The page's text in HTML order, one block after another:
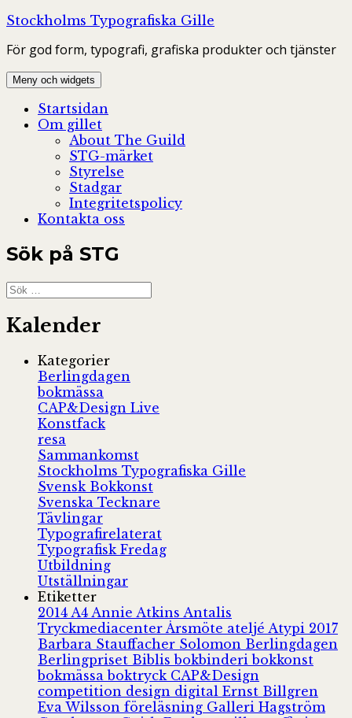
Hoppa
innehåll
Stockholms Typografiska Gille
För god form, typografi, grafiska produkter och tjänster
Meny och widgets
Startsidan
Om gillet
About The Guild
STG-märket
Styrelse
Stadgar
Integritetspolicy
Kontakta oss
Sök på STG
Sök
efter:
Kalender
Kategorier
Berlingdagen
bokmässa
CAP&Design Live
Konstfack
resa
Sammankomst
Stockholms Typografiska Gille
Svensk Bokkonst
Svenska Tecknare
Tävlingar
Typografirelaterat
Typografisk Fredag
Utbildning
Utställningar
Etiketter
2014 A4 Annie Atkins Antalis
Tryckmediacenter Årsmöte ateljé Atypi 2017
Barbara Stauffacher Solomon Berlingdagen
Berlingpriset Biblisbokbinderibokkonst
bokmässaboktryck CAP&Design
competition design digital Ernst Billgren
Eva Wilsson föreläsning Galleri Hagström